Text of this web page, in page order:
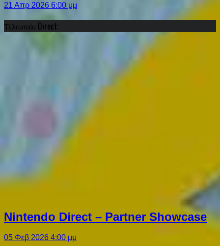
21 Απρ 2026 6:00 μμ
Τελευταίο Direct:
Nintendo Direct – Partner Showcase
05 Φεβ 2026 4:00 μμ